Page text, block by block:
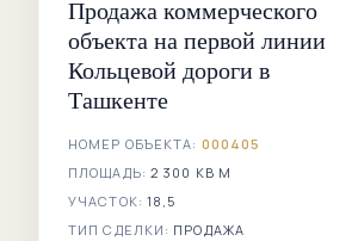
Продажа коммерческого
объекта на первой линии
Кольцевой дороги в
Ташкенте
НОМЕР ОБЪЕКТА: 000405
ПЛОЩАДЬ: 2 300 КВ М
УЧАСТОК: 18,5
ТИП СДЕЛКИ: ПРОДАЖА